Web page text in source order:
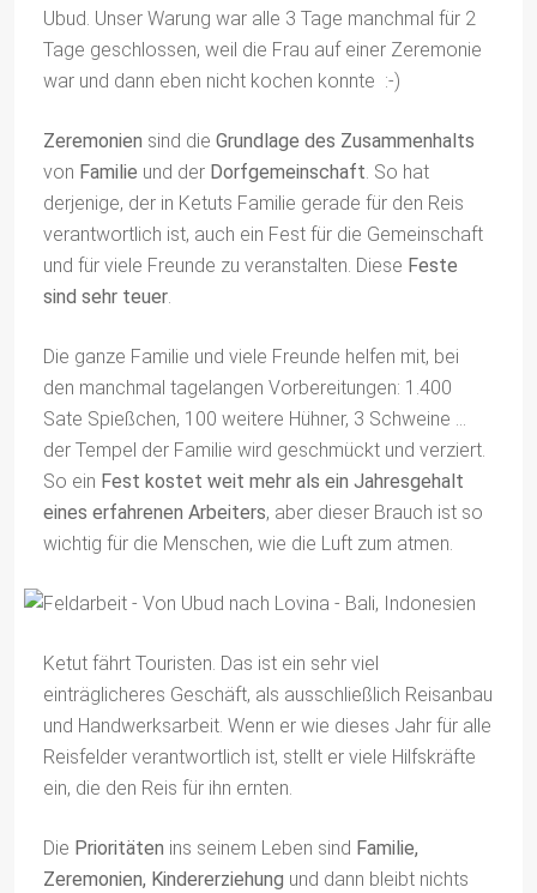
Ubud. Unser Warung war alle 3 Tage manchmal für 2
Tage geschlossen, weil die Frau auf einer Zeremonie
war und dann eben nicht kochen konnte :-)
Zeremonien sind die Grundlage des Zusammenhalts
von Familie und der Dorfgemeinschaft. So hat
derjenige, der in Ketuts Familie gerade für den Reis
verantwortlich ist, auch ein Fest für die Gemeinschaft
und für viele Freunde zu veranstalten. Diese Feste
sind sehr teuer.
Die ganze Familie und viele Freunde helfen mit, bei
den manchmal tagelangen Vorbereitungen: 1.400
Sate Spießchen, 100 weitere Hühner, 3 Schweine …
der Tempel der Familie wird geschmückt und verziert.
So ein Fest kostet weit mehr als ein Jahresgehalt
eines erfahrenen Arbeiters, aber dieser Brauch ist so
wichtig für die Menschen, wie die Luft zum atmen.
Ketut fährt Touristen. Das ist ein sehr viel
einträglicheres Geschäft, als ausschließlich Reisanbau
und Handwerksarbeit. Wenn er wie dieses Jahr für alle
Reisfelder verantwortlich ist, stellt er viele Hilfskräfte
ein, die den Reis für ihn ernten.
Die Prioritäten ins seinem Leben sind Familie,
Zeremonien, Kindererziehung und dann bleibt nichts